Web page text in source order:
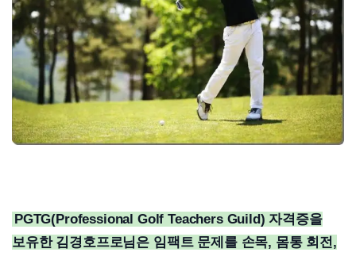
PGTG(Professional Golf Teachers Guild) 자격증을
보유한 김경호프로님은 임팩트 문제를 손목, 몸통 회전,